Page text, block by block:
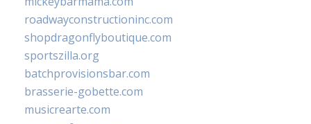
roadwayconstructioninc.com
shopdragonflyboutique.com
sportszilla.org
batchprovisionsbar.com
brasserie-gobette.com
musicrearte.com